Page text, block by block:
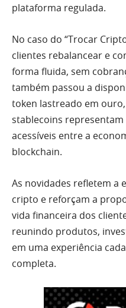
plataforma regulada.
No caso do “Trocar
clientes rebalancear e
forma fluida, sem
também passou a
token lastreado em
stablecoins
acessíveis entre a
blockchain.
As novidades refletem a
cripto e reforçam a
vida financeira dos
reunindo produtos,
em uma experiência
completa.